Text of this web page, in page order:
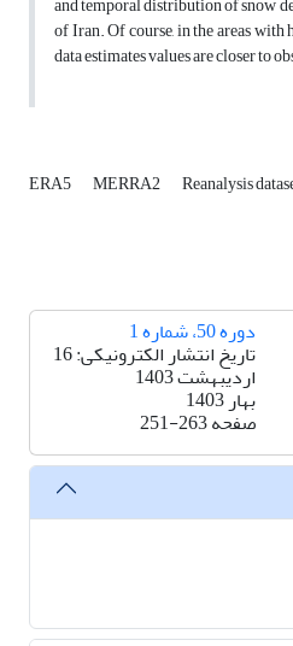
of Iran. Of course, in the areas
data estimates values are closer to
ERA5 MERRA2 Reanalysis
دوره 50، شماره 1
تاریخ انتشار الکترونیکی: 16
اردیبهشت 1403
بهار 1403
صفحه251-263